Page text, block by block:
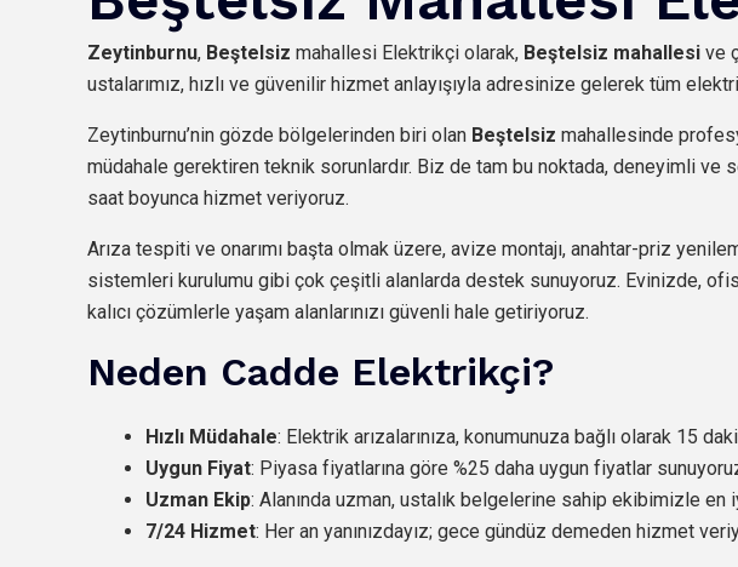
Zeytinburnu, Beştelsiz mahallesi Elektrikçi olarak, Beştelsiz mahallesi ve
ustalarımız, hızlı ve güvenilir hizmet anlayışıyla adresinize gelerek tüm
Zeytinburnu’nin gözde bölgelerinden biri olan Beştelsiz mahallesinde
müdahale gerektiren teknik sorunlardır. Biz de tam bu noktada, deneyimli ve
saat boyunca hizmet veriyoruz.
Arıza tespiti ve onarımı başta olmak üzere, avize montajı, anahtar-priz
sistemleri kurulumu gibi çok çeşitli alanlarda destek sunuyoruz. Evinizde,
kalıcı çözümlerle yaşam alanlarınızı güvenli hale getiriyoruz.
Neden Cadde Elektrikçi?
Hızlı Müdahale: Elektrik arızalarınıza, konumunuza bağlı olarak 15
Uygun Fiyat: Piyasa fiyatlarına göre %25 daha uygun fiyatlar
Uzman Ekip: Alanında uzman, ustalık belgelerine sahip ekibimizle
7/24 Hizmet: Her an yanınızdayız; gece gündüz demeden hizmet